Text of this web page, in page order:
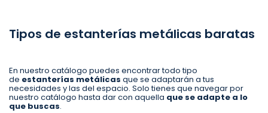
Tipos de estanterías metálicas baratas
En nuestro catálogo puedes encontrar todo tipo
de estanterías metálicas que se adaptarán a tus
necesidades y las del espacio. Solo tienes que navegar por
nuestro catálogo hasta dar con aquella que se adapte a lo
que buscas.